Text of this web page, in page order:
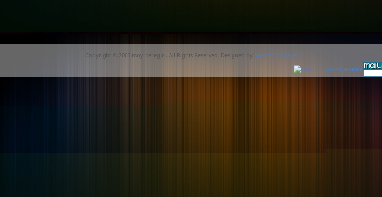
Copyright © 2005 moy-bereg.ru All Rights Reserved. Designed by Neotron ltd.faust